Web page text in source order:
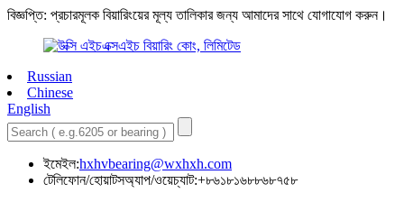
বিজ্ঞপ্তি: প্রচারমূলক বিয়ারিংয়ের মূল্য তালিকার জন্য আমাদের সাথে যোগাযোগ করুন।
Russian
Chinese
English
ইমেইল:hxhvbearing@wxhxh.com
টেলিফোন/হোয়াটসঅ্যাপ/ওয়েচ্যাট:+৮৬১৮১৬৮৮৬৮৭৫৮